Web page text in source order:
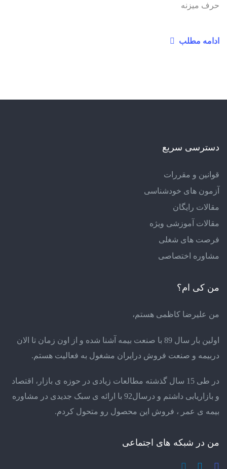
حرف میزنه
ادامه مطلب
دسترسی سریع
قوانین و مقررات
آزمون های خودشناسی
مقالات رایگان
مقالات آموزشی ویژه
فرصت های شغلی
مشاوره اختصاصی
من کی ام؟
من علیرضا کاظمی هستم،
اولین بار سال 89 با صنعت بیمه آشنا شده و از اون زمان تا الان
دربیمه و صنعت فروش درایران مشغول به فعالیت هستم.
در طی 15 سال گذشته مطالعات زیادی در حوزه ی بازار، اقتصاد
و بازاریابی داشتم و درسال92 با ارائه ی سبک جدیدی در مشاوره
بیمه ی عمر ، فروش این محصول رو متحول کردم.
من در شبکه های اجتماعی